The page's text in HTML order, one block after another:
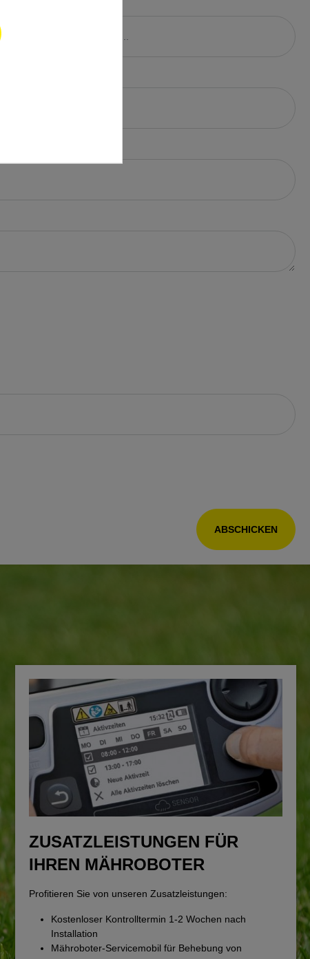
ABSCHICKEN
ZUSATZLEISTUNGEN FÜR
IHREN MÄHROBOTER
Profitieren Sie von unseren Zusatzleistungen:
Kostenloser Kontrolltermin 1-2 Wochen nach
Installation
Mähroboter-Servicemobil für Behebung von